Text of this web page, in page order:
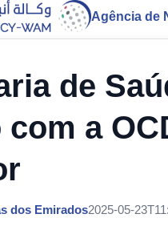
Agência de
de
com a
dos Emirados2025-05-